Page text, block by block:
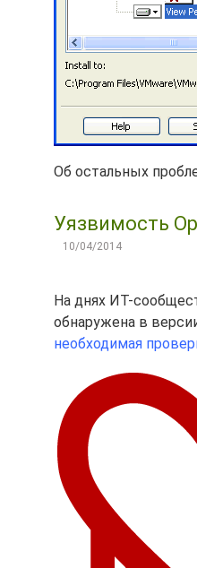
Об остальных
Уязвимость
10/04/2014
На днях ИТ-
обнаружена в
необходимая